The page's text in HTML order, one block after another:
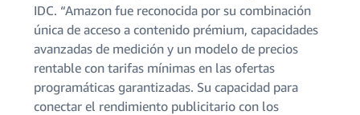
IDC. “Amazon fue reconocida por su combinación
única de acceso a contenido prémium, capacidades
avanzadas de medición y un modelo de precios
rentable con tarifas mínimas en las ofertas
programáticas garantizadas. Su capacidad para
conectar el rendimiento publicitario con los